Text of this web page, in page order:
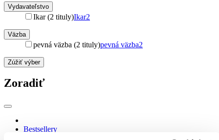
Vydavateľstvo
Ikar (2 tituly)Ikar2
Väzba
pevná väzba (2 tituly)pevná väzba2
Zúžiť výber
Zoradiť
Bestsellery